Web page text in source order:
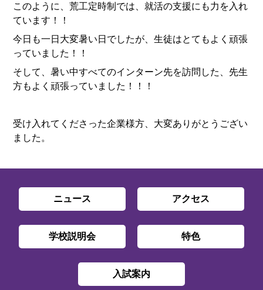
このように、荒工定時制では、就活の支援にも力を入れ
ています！！
今日も一日大変暑い日でしたが、生徒はとてもよく頑張
っていました！！
そして、暑い中すべてのインターン先を訪問した、先生
方もよく頑張っていました！！！
受け入れてくださった企業様方、大変ありがとうござい
ました。
ニュース アクセス
学校説明会 特色
入試案内